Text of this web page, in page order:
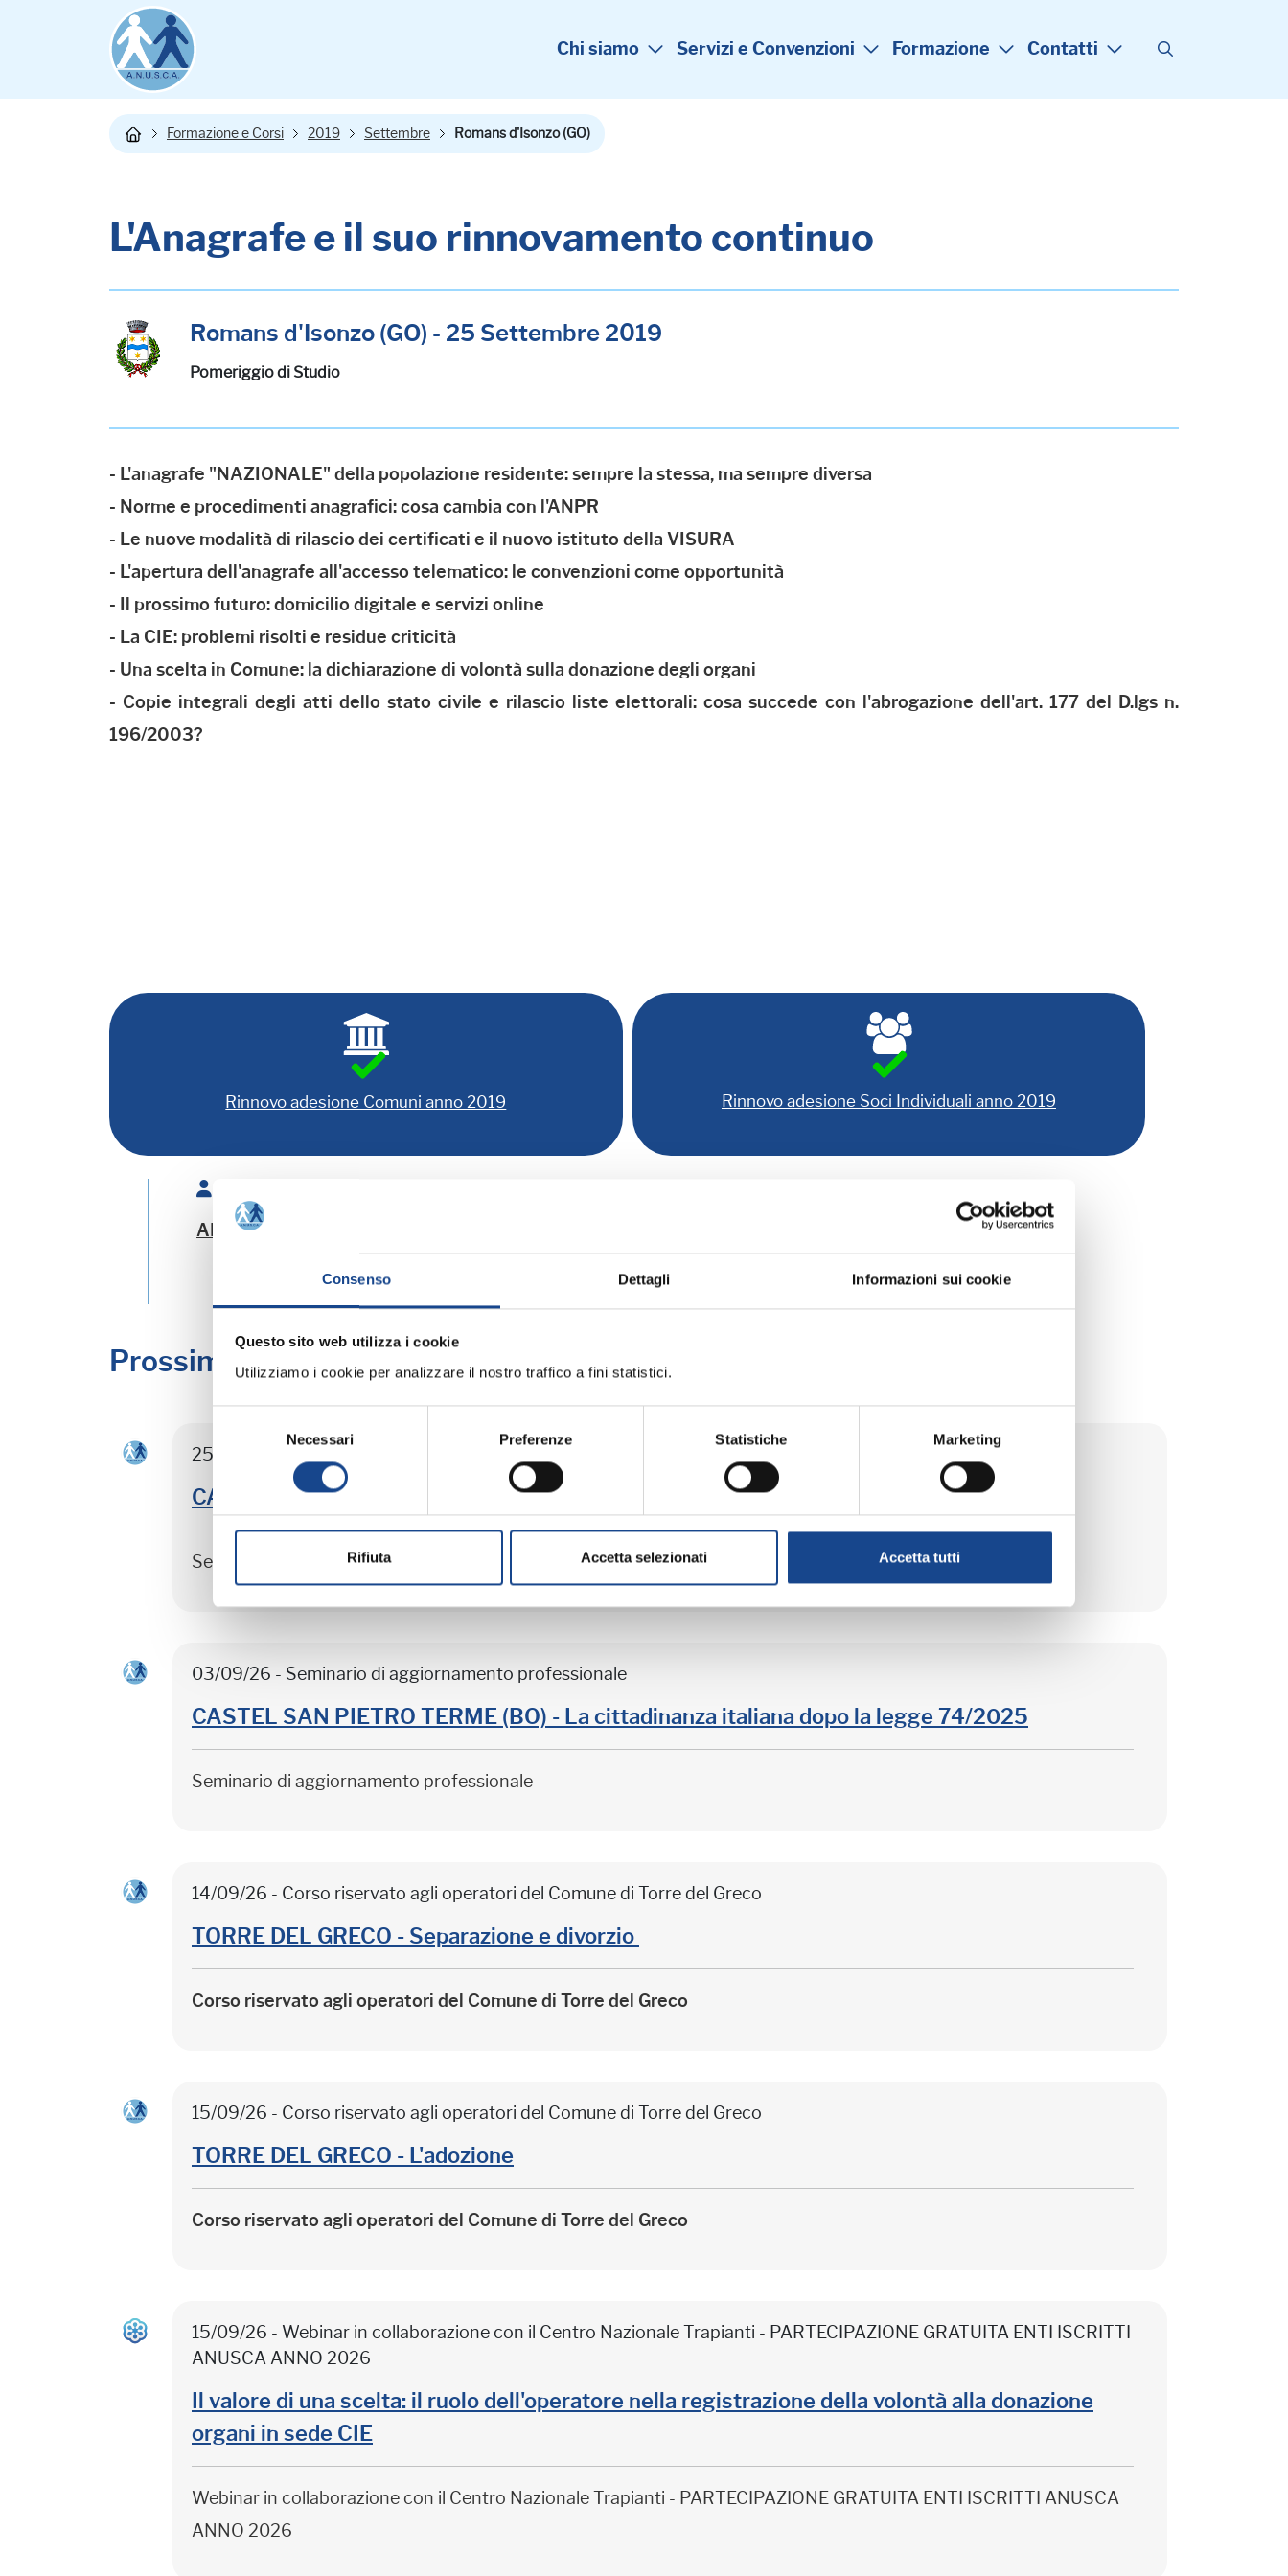
Consenso Dettagli Informazioni sui cookie
Questo sito web utilizza i cookie
Utilizziamo i cookie per analizzare il nostro traffico a fini statistici.
consenso
Necessari Preferenze Statistiche Marketing
Rifiuta Accetta selezionati Accetta tutti
Chi siamo Servizi e Convenzioni Formazione Contatti
Formazione e Corsi 2019 Settembre Romans d'Isonzo (GO)
L'Anagrafe e il suo rinnovamento continuo
Romans d'Isonzo (GO) - 25 Settembre 2019
Pomeriggio di Studio
- L'anagrafe "NAZIONALE" della popolazione residente: sempre la stessa, ma sempre diversa
- Norme e procedimenti anagrafici: cosa cambia con l'ANPR
- Le nuove modalità di rilascio dei certificati e il nuovo istituto della VISURA
- L'apertura dell'anagrafe all'accesso telematico: le convenzioni come opportunità
- Il prossimo futuro: domicilio digitale e servizi online
- La CIE: problemi risolti e residue criticità
- Una scelta in Comune: la dichiarazione di volontà sulla donazione degli organi
- Copie integrali degli atti dello stato civile e rilascio liste elettorali: cosa succede con l'abrogazione dell'art. 177 del D.lgs n.
196/2003?
Rinnovo adesione Comuni anno 2019 Rinnovo adesione Soci Individuali anno 2019
ANTOGNONI Andrea
MATERIALE DIDATTICO
Prossimi corsi in programma:
25/08/26 - Seminario di aggiornamento professionale
CASTEL SAN PIETRO TERME (BO) - Estate all'ombra dei cipressi
Seminario di aggiornamento professionale
03/09/26 - Seminario di aggiornamento professionale
CASTEL SAN PIETRO TERME (BO) - La cittadinanza italiana dopo la legge 74/2025
Seminario di aggiornamento professionale
14/09/26 - Corso riservato agli operatori del Comune di Torre del Greco
TORRE DEL GRECO - Separazione e divorzio
Corso riservato agli operatori del Comune di Torre del Greco
15/09/26 - Corso riservato agli operatori del Comune di Torre del Greco
TORRE DEL GRECO - L'adozione
Corso riservato agli operatori del Comune di Torre del Greco
15/09/26 - Webinar in collaborazione con il Centro Nazionale Trapianti - PARTECIPAZIONE GRATUITA ENTI ISCRITTI
ANUSCA ANNO 2026
Il valore di una scelta: il ruolo dell'operatore nella registrazione della volontà alla donazione
organi in sede CIE
Webinar in collaborazione con il Centro Nazionale Trapianti - PARTECIPAZIONE GRATUITA ENTI ISCRITTI ANUSCA
ANNO 2026